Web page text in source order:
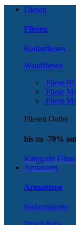
Fliesen
Fliesen
Bodenfliesen
Wandfliesen
Fliese
Fliese
Fliese
Fliesen Outlet
bis zu -70%
Kategorie
Armaturen
Armaturen
Badarmaturen